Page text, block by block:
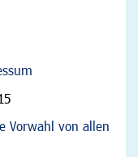
Vorwahl von allen